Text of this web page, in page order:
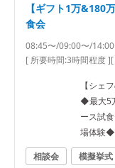
【ギフト1万&180
食会
08:45〜/09:00〜/
[ 所要時間:3時間程度]
【シェ
◆最大5
ース試
場体験◆
相談会
模擬挙式